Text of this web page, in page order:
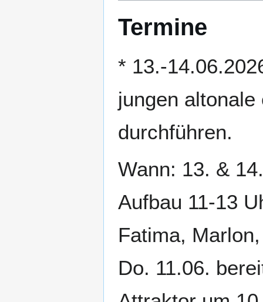
Termine
* 13.-
jungen
durchführen.
Wann: 13. &
Aufbau 11-13
Fatima,
Do. 11.06.